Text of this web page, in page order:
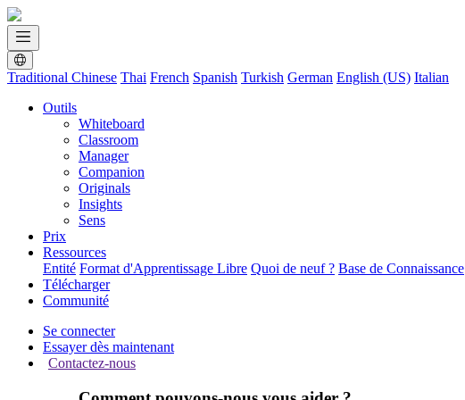
Traditional Chinese Thai French Spanish Turkish German English (US) Italian
Outils
Whiteboard
Classroom
Manager
Companion
Originals
Insights
Sens
Prix
Ressources
Entité Format d'Apprentissage Libre Quoi de neuf ? Base de Connaissance
Télécharger
Communité
Se connecter
Essayer dès maintenant
Contactez-nous